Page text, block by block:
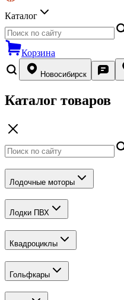
Каталог
Корзина
Новосибирск
Каталог товаров
Лодочные моторы
Лодки ПВХ
Квадроциклы
Гольфкары